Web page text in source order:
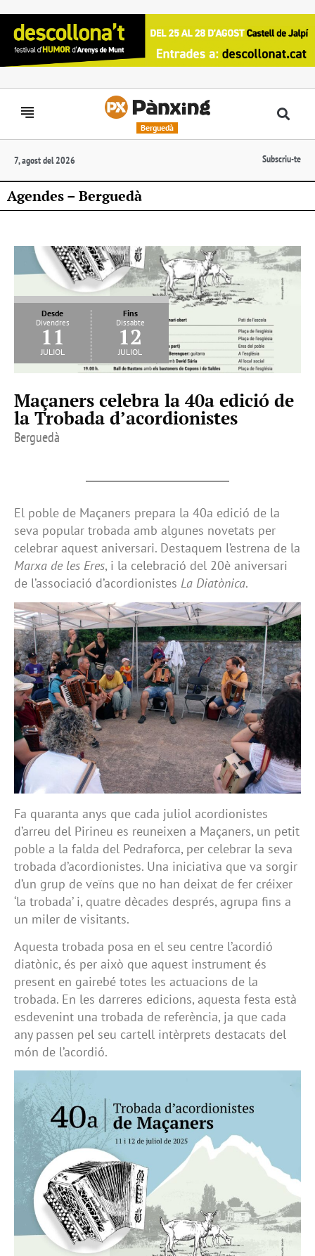
Berguedà
7, agost del 2026 Subscriu-te
Agendes – Berguedà
Desde
Divendres
11
juliol
Fins
Dissabte
12
juliol
Maçaners celebra la 40a edició de
la Trobada d’acordionistes
Berguedà
El poble de Maçaners prepara la 40a edició de la
seva popular trobada amb algunes novetats per
celebrar aquest aniversari. Destaquem l’estrena de la
Marxa de les Eres, i la celebració del 20è aniversari
de l’associació d’acordionistes La Diatònica.
Fa quaranta anys que cada juliol acordionistes
d’arreu del Pirineu es reuneixen a Maçaners, un petit
poble a la falda del Pedraforca, per celebrar la seva
trobada d’acordionistes. Una iniciativa que va sorgir
d’un grup de veïns que no han deixat de fer créixer
‘la trobada’ i, quatre dècades després, agrupa fins a
un miler de visitants.
Aquesta trobada posa en el seu centre l’acordió
diatònic, és per això que aquest instrument és
present en gairebé totes les actuacions de la
trobada. En les darreres edicions, aquesta festa està
esdevenint una trobada de referència, ja que cada
any passen pel seu cartell intèrprets destacats del
món de l’acordió.